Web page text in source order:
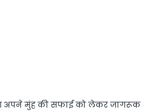
अपने मुंह की सफाई को लेकर जागरूक